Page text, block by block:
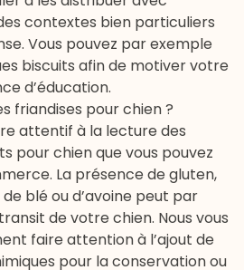
contextes bien particuliers
Vous pouvez par exemple
biscuits afin de motiver votre
d’éducation.
friandises pour chien ?
attentif à la lecture des
pour chien que vous pouvez
La présence de gluten,
blé ou d’avoine peut par
de votre chien. Nous vous
faire attention à l’ajout de
pour la conservation ou